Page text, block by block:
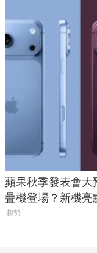
蘋果秋季發表會大
疊機登場？新機亮
趨勢